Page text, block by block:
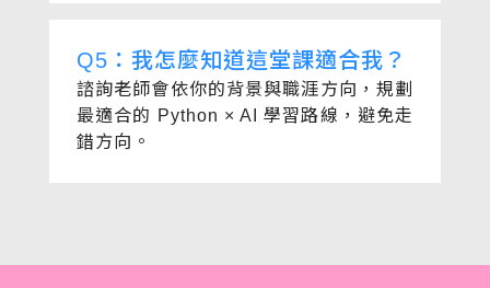
Q5：我怎麼知道這堂課適合我？
諮詢老師會依你的背景與職涯方向，規劃
最適合的 Python × AI 學習路線，避免走
錯方向。